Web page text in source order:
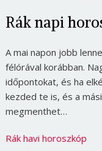
Rák napi
A mai napon jobb
félórával korábban.
időpontokat, és ha
kezded te is, és a
megmenthet…
Rák havi horoszkóp